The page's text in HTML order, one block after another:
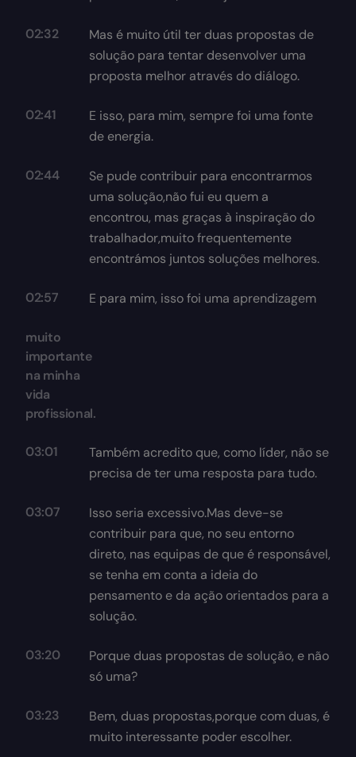
02:32
Mas é muito útil ter duas propostas de
solução para tentar desenvolver uma
proposta melhor através do diálogo.
02:41
E isso, para mim, sempre foi uma fonte
de energia.
02:44
Se pude contribuir para encontrarmos
uma solução,não fui eu quem a
encontrou, mas graças à inspiração do
trabalhador,muito frequentemente
encontrámos juntos soluções melhores.
02:57 E para mim, isso foi uma aprendizagem
muito
importante
na minha
vida
profissional.
03:01
Também acredito que, como líder, não se
precisa de ter uma resposta para tudo.
03:07
Isso seria excessivo.Mas deve-se
contribuir para que, no seu entorno
direto, nas equipas de que é responsável,
se tenha em conta a ideia do
pensamento e da ação orientados para a
solução.
03:20
Porque duas propostas de solução, e não
só uma?
03:23
Bem, duas propostas,porque com duas, é
muito interessante poder escolher.